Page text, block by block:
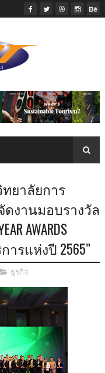
ทยาลัยการ
งานมอบรางวัล
AWARDS
ารแห่งปี 2565”
ธุรกิจ